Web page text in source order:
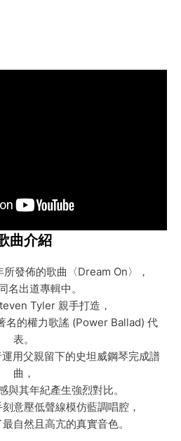
曲介紹
發佈的歌曲〈Dream On〉，
名出道專輯中。
Tyler 親手打造，
名的權力歌謠 (Power Ballad) 代
表。
用父親留下的史坦威鋼琴完成譜
曲，
與其年紀產生強烈對比。
意壓低聲線模仿藍調唱腔，
自然且高亢的真實音色。